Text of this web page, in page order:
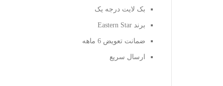
بک لایت درجه یک
برند Eastern Star
ضمانت تعویض 6 ماهه
ارسال سریع